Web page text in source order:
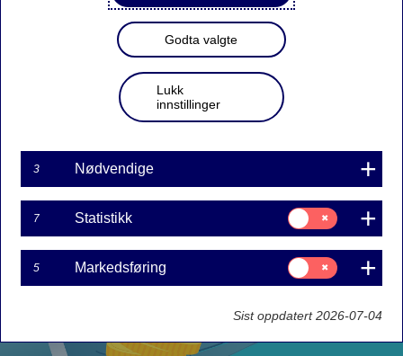
Et nytt AI-fond går utover tradisjonelle
teknologiinvesteringer og fokuserer på selskaper som
både utvikler og utnytter kunstig intelligens for å skape
bedre kundeopplevelser og høyere avkastning.
11. MARS 2026 6 MINUTTER
Fond
Godta valgte
Lukk
innstillinger
3 Nødvendige
7 Statistikk
Samtykke
til:
Statistikk
5 Markedsføring
Samtykke
til:
Markedsføring
Sist oppdatert 2026-07-04